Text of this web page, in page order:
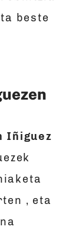
beste
Iñiguez
, eta